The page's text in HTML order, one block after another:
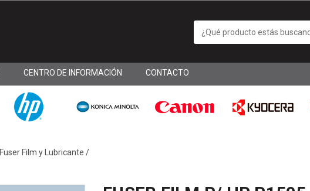
CENTRO DE INFORMACIÓN CONTACTO
Fuser Film y Lubricante /